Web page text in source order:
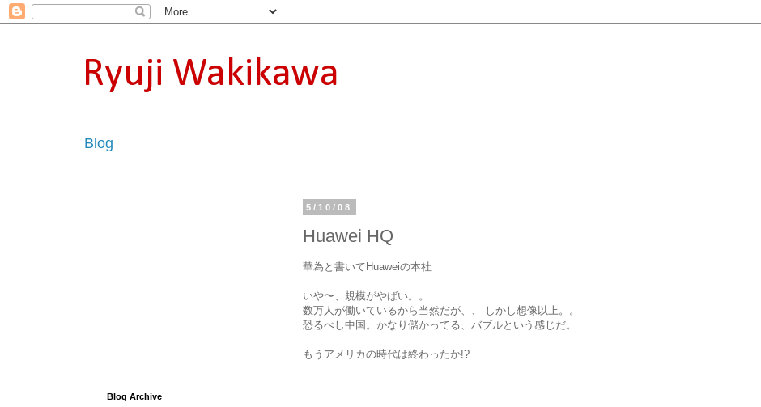
Ryuji Wakikawa
Blog
5/10/08
Huawei HQ
華為と書いてHuaweiの本社
いや〜、規模がやばい。。
数万人が働いているから当然だが、、 しかし想像以上。。
恐るべし中国。かなり儲かってる、バブルという感じだ。
もうアメリカの時代は終わったか!?
Blog Archive